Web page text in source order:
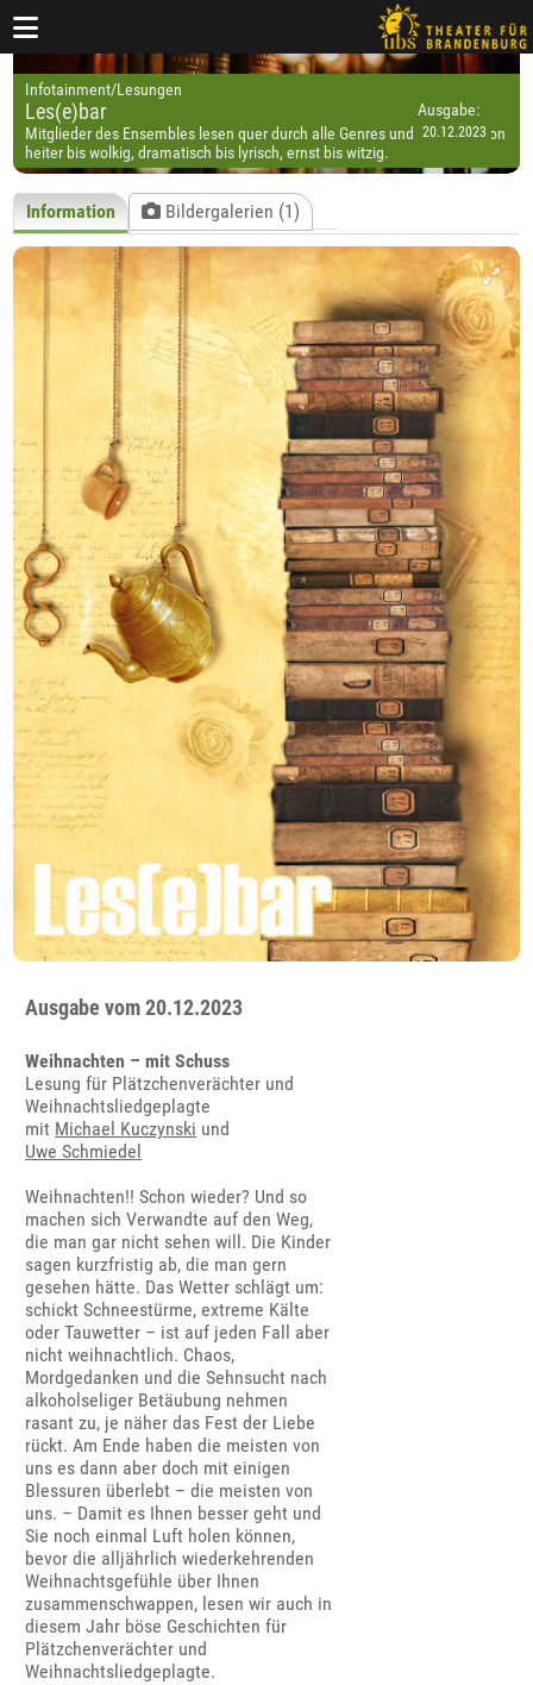
Infotainment/Lesungen
Les(e)bar
Mitglieder des Ensembles lesen quer durch alle Genres und Epochen, von
heiter bis wolkig, dramatisch bis lyrisch, ernst bis witzig.
Ausgabe:
Information Bildergalerien (1)
Ausgabe vom 20.12.2023
Weihnachten – mit Schuss
Lesung für Plätzchenverächter und
Weihnachtsliedgeplagte
mit Michael Kuczynski und
Uwe Schmiedel
Weihnachten!! Schon wieder? Und so
machen sich Verwandte auf den Weg,
die man gar nicht sehen will. Die Kinder
sagen kurzfristig ab, die man gern
gesehen hätte. Das Wetter schlägt um:
schickt Schneestürme, extreme Kälte
oder Tauwetter – ist auf jeden Fall aber
nicht weihnachtlich. Chaos,
Mordgedanken und die Sehnsucht nach
alkoholseliger Betäubung nehmen
rasant zu, je näher das Fest der Liebe
rückt. Am Ende haben die meisten von
uns es dann aber doch mit einigen
Blessuren überlebt – die meisten von
uns. – Damit es Ihnen besser geht und
Sie noch einmal Luft holen können,
bevor die alljährlich wiederkehrenden
Weihnachtsgefühle über Ihnen
zusammenschwappen, lesen wir auch in
diesem Jahr böse Geschichten für
Plätzchenverächter und
Weihnachtsliedgeplagte.